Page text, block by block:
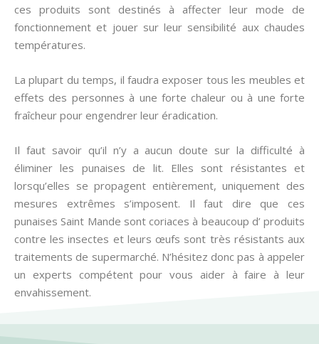
ces produits sont destinés à affecter leur mode de
fonctionnement et jouer sur leur sensibilité aux chaudes
températures.
La plupart du temps, il faudra exposer tous les meubles et
effets des personnes à une forte chaleur ou à une forte
fraîcheur pour engendrer leur éradication.
Il faut savoir qu’il n’y a aucun doute sur la difficulté à
éliminer les punaises de lit. Elles sont résistantes et
lorsqu’elles se propagent entièrement, uniquement des
mesures extrêmes s’imposent. Il faut dire que ces
punaises Saint Mande sont coriaces à beaucoup d’ produits
contre les insectes et leurs œufs sont très résistants aux
traitements de supermarché. N’hésitez donc pas à appeler
un experts compétent pour vous aider à faire à leur
envahissement.